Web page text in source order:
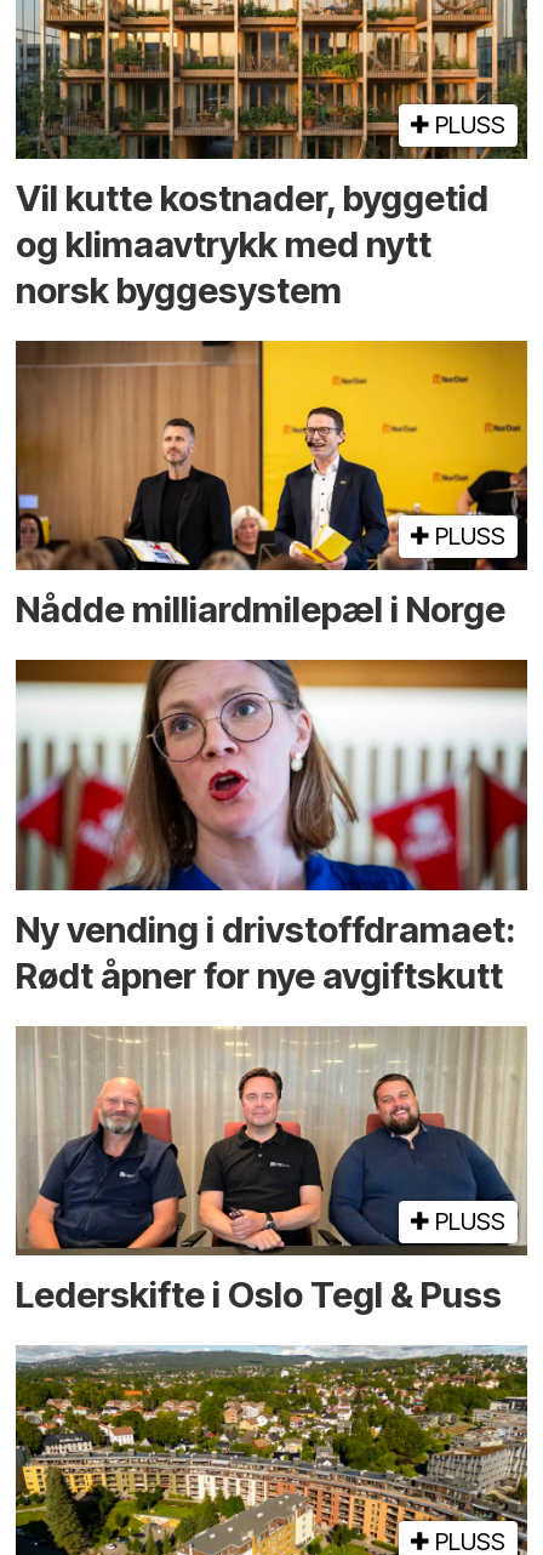
PLUSS
Vil kutte kostnader, byggetid
og klima­avtrykk med nytt
norsk bygge­system
PLUSS
Nådde milliard­­milepæl i Norge
Ny vending i drivstoffdramaet:
Rødt åpner for nye avgiftskutt
PLUSS
Lederskifte i Oslo Tegl & Puss
PLUSS